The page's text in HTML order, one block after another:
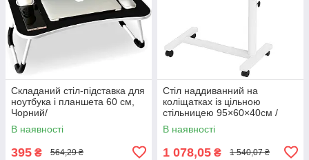
Складаний стіл-підставка для
ноутбука і планшета 60 см,
Чорний/
Багатофункціональний
столик
В наявності
395 ₴ 564,29 ₴
Стіл наддиванний на
коліщатках із цільною
стільницею 95×60×40см /
Стіл для ноутбука / Столик
надліжковий
В наявності
1 078,05 ₴ 1 540,07 ₴